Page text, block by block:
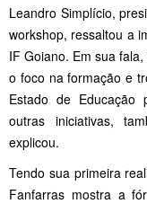
Leandro Simplício,
workshop, ressaltou a
IF Goiano. Em sua
o foco na formação e
Estado de Educação
outras iniciativas,
explicou.
Tendo sua primeira
Fanfarras mostra a